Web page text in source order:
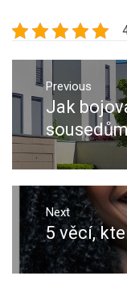
Navigace
pro
příspěvek
Previous
Previous
post:
Jak
Next
Next
post:
5 věcí,